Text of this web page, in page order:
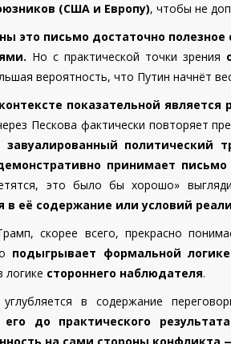
(США и Европу), чтобы не
это письмо достаточно
Но с практической точки зрения
вероятность, что Путин начнёт
показательной
Пескова фактически повторяет
завуалированный политический
принимает
это было бы хорошо»
в её содержание или условий
скорее всего, прекрасно
подыгрывает формальной
логике стороннего наблюдателя.
в содержание
до практического